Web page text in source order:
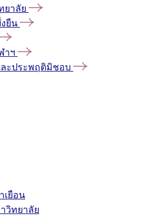
ยาลัย
ยืน
าฯ
ละประพฤติมิชอบ
ยือน
วิทยาลัย